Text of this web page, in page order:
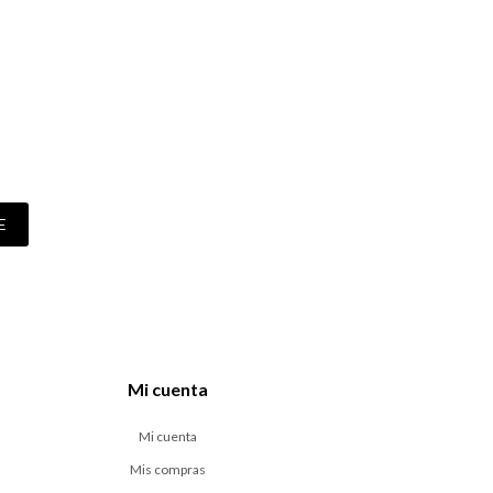
Mi cuenta
Mi cuenta
Mis compras